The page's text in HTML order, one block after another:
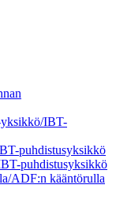
IBT-
puhdistusyksikkö
puhdistusyksikkö
ADF:n kääntörulla